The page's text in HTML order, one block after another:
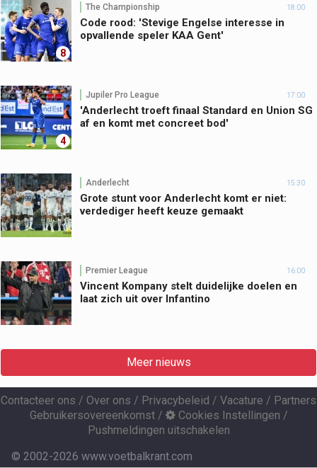
8
The Championship 18:00
Code rood: 'Stevige Engelse interesse in
opvallende speler KAA Gent'
4
Jupiler Pro League 17:00
'Anderlecht troeft finaal Standard en Union SG
af en komt met concreet bod'
Anderlecht 15:30
Grote stunt voor Anderlecht komt er niet:
verdediger heeft keuze gemaakt
Premier League 16:00
Vincent Kompany stelt duidelijke doelen en
laat zich uit over Infantino
Meer nieuws
Contacteer ons / Over ons / Privacybeleid / Vacature / Partners
Gebruikersovereenkomst/ Cookies Instellingen /
Pushmeldingen uitschakelen
© 2002-2026 www.voetbalkrant.com